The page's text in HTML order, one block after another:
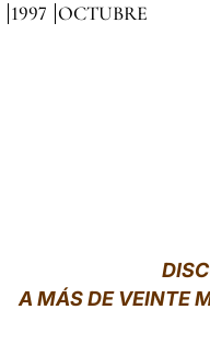
1997 OCTUBRE
A MÁS DE VEINTE